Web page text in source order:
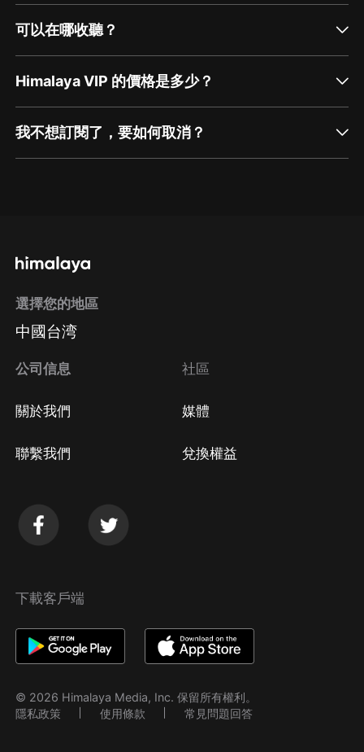
可以在哪收聽？
Himalaya VIP 的價格是多少？
我不想訂閱了，要如何取消？
方法 Google Play取消訂閱方法
選擇您的地區
中國台湾
公司信息
關於我們
聯繫我們
社區
媒體
兌換權益
下載客戶端
© 2026 Himalaya Media, Inc. 保留所有權利。
隱私政策
使用條款 常見問題回答